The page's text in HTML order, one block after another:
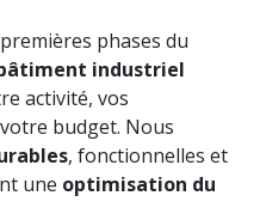
phases du
industriel
activité, vos
budget. Nous
, fonctionnelles et
une optimisation du